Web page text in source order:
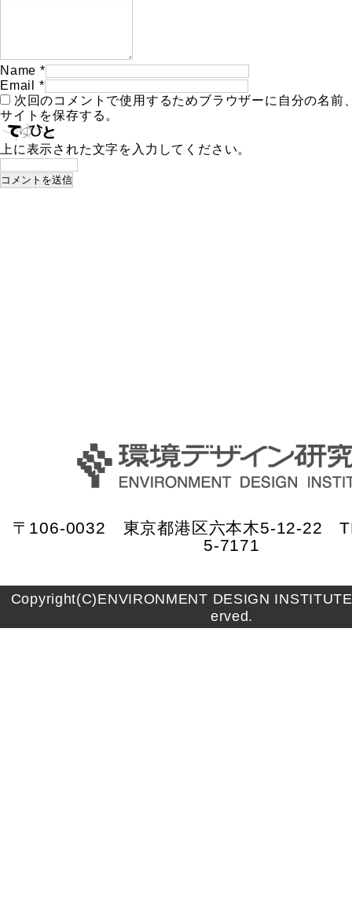
Name *
Email
*
次回のコメントで使用するためブラウザーに自分の名前
サイトを保存する。
上に表示された文字を入力してください。
〒106-0032 東京都港区六本木5-12-22
5-7171
Copyright(C)ENVIRONMENT DESIGN
erved.